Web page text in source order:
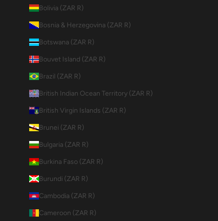
Bolivia (ZAR R)
Bosnia & Herzegovina (ZAR R)
Botswana (ZAR R)
Bouvet Island (ZAR R)
Brazil (ZAR R)
British Indian Ocean Territory (ZAR R)
British Virgin Islands (ZAR R)
Brunei (ZAR R)
Bulgaria (ZAR R)
Burkina Faso (ZAR R)
Burundi (ZAR R)
Cambodia (ZAR R)
Cameroon (ZAR R)